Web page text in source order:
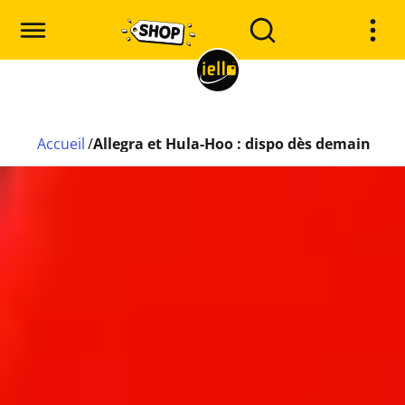
Accueil /Allegra et Hula-Hoo : dispo dès demain